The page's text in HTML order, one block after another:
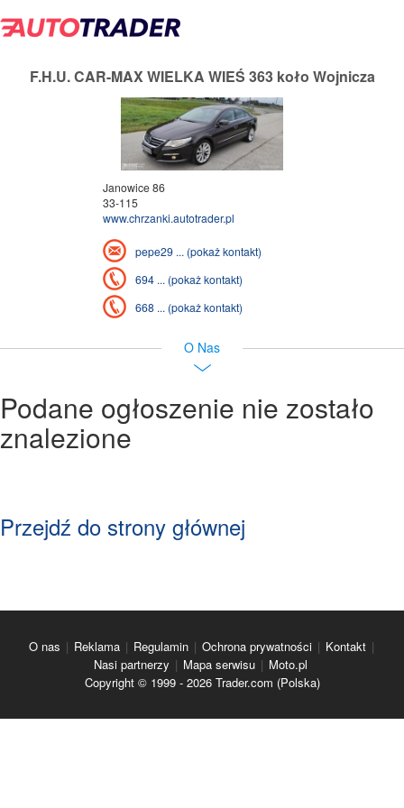
F.H.U. CAR-MAX WIELKA WIEŚ 363 koło Wojnicza
Janowice 86
33-115
www.chrzanki.autotrader.pl
pepe29 ... (pokaż kontakt)
694 ... (pokaż kontakt)
668 ... (pokaż kontakt)
O Nas
Podane ogłoszenie nie zostało
znalezione
Przejdź do strony głównej
O nas | Reklama | Regulamin | Ochrona prywatności | Kontakt |
Nasi partnerzy | Mapa serwisu | Moto.pl
Copyright © 1999 - 2026 Trader.com (Polska)